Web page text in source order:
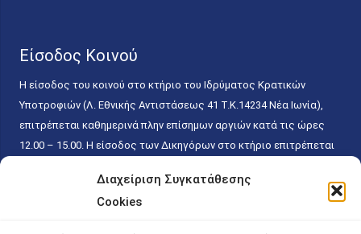
Διαχείριση Συγκατάθεσης
Cookies
Είσοδος Κοινού
Η είσοδος του κοινού στο κτήριο του Ιδρύματος Κρατικών
Υποτροφιών (Λ. Εθνικής Αντιστάσεως 41 T.K.14234 Νέα Ιωνία),
επιτρέπεται καθημερινά πλην επίσημων αργιών κατά τις ώρες
12.00 – 15.00. Η είσοδος των Δικηγόρων στο κτήριο επιτρέπεται
κάθε εργάσιμη ημέρα και ώρα χωρίς κανέναν χρονικό ή άλλο
περιορισμό. Η είσοδος του κοινού ειδικά στο γραφείο του